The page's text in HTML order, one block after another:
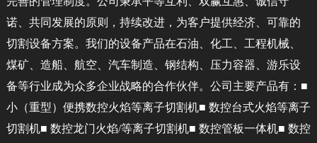
诺、共同发展的原则，持续改进，为客户提供经济、可靠的
切割设备方案。我们的设备产品在石油、化工、工程机械、
煤矿、造船、航空、汽车制造、钢结构、压力容器、游乐设
备等行业成为众多企业战略的合作伙伴。公司主要产品有：■
小（重型）便携数控火焰等离子切割机■ 数控台式火焰等离子
切割机■ 数控龙门火焰/等离子切割机■ 数控管板一体机■ 数控